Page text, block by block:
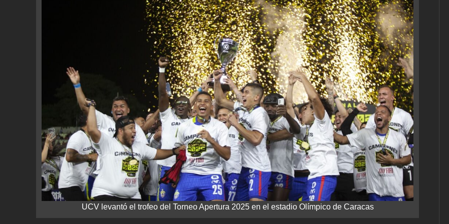
UCV levantó el trofeo del Torneo Apertura 2025 en el estadio Olímpico de Caracas